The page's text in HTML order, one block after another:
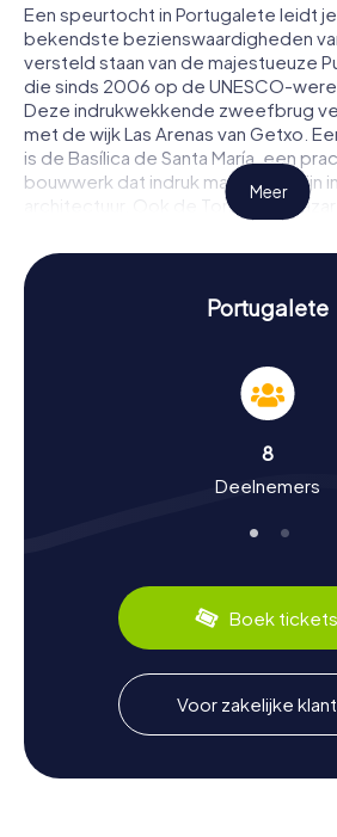
Een speurtocht in Portugalete leidt
bekendste bezienswaardigheden
versteld staan van de majestueuze
die sinds 2006 op de UNESCO-
Deze indrukwekkende zweefbrug
met de wijk Las Arenas van Getxo.
is de Basílica de Santa María, een
bouwwerk dat indruk maakt met zijn
architectuur. Ook de Torre de
wachttoren die tegenwoordig een
een must-see op je tocht. Terwijl je
bezienswaardigheden bezoekt, los
raadsels op en leer je meer over de
betekenis van deze plekken.
Geschiedenis en cultuur
geschiedenis en cultuur van de stad.
gesticht in de 14e eeuw en heeft
zeevaarder Juan Sebastián Elcano in
een belangrijke rol speelde in de
van de regio, wat je kunt leren in het
Industria. Naast de geschiedenis
culinaire specialiteiten die je zeker
typisch gerecht uit de regio is
heerlijke kabeljauw in een pittige
lekkernij je niet ontgaan!
Na de speurtocht in
Meer
Portugalete
8
Deelnemers
Boek tickets
Voor zakelijke